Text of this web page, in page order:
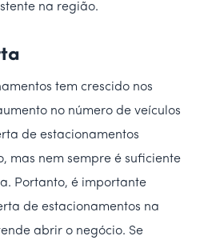
na região.
tem crescido nos
no número de veículos
de estacionamentos
mas nem sempre é suficiente
Portanto, é importante
de estacionamentos na
abrir o negócio. Se